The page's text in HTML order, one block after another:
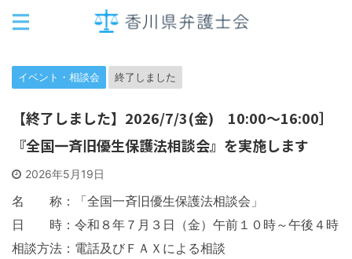
イベント・相談会 終了しました
【終了しました】2026/7/3(金) 10:00～16:00］
『全国一斉旧優生保護法相談会』を実施します
2026年5月19日
名 称：「全国一斉旧優生保護法相談会」
日 時：令和８年７月３日（金）午前１０時～午後４時
相談方法：電話及びＦＡＸによる相談